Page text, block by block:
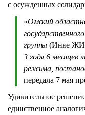
с осужденных
«Омский
группы (Инне
3 года 6 месяцев
режима,
передала 7 мая
Удивительное
единственное